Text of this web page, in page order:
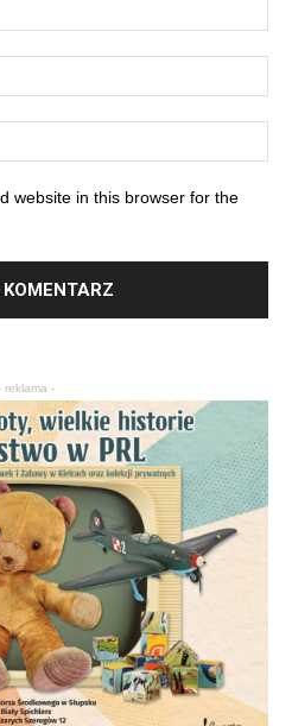
website in this browser for the
reklama -